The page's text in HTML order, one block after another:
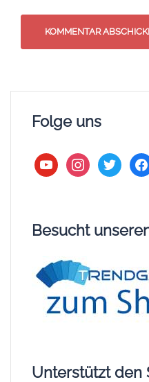
Folge uns
youtubeinstagram
twitter
Besucht
Unterstützt den